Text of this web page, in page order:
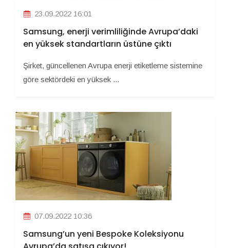
23.09.2022 16:01
Samsung, enerji verimliliğinde Avrupa’daki
en yüksek standartların üstüne çıktı
Şirket, güncellenen Avrupa enerji etiketleme sistemine
göre sektördeki en yüksek ...
07.09.2022 10:36
Samsung’un yeni Bespoke Koleksiyonu